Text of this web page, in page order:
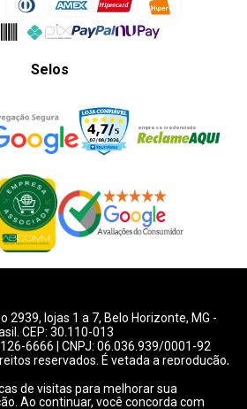
Selos
2939, lojas 1 a 7, Belo Horizonte, MG -
CEP: 30.110-013
6666 | CNPJ: 06.036.939/0001-92
reservados. É vetada a reprodução,
pagamentos válidos exclusivamente
de visitas para melhorar sua
Ao continuar, você concorda com